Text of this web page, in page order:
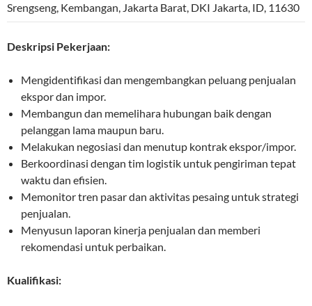
Srengseng, Kembangan, Jakarta Barat, DKI Jakarta, ID, 11630
Deskripsi Pekerjaan:
Mengidentifikasi dan mengembangkan peluang penjualan
ekspor dan impor.
Membangun dan memelihara hubungan baik dengan
pelanggan lama maupun baru.
Melakukan negosiasi dan menutup kontrak ekspor/impor.
Berkoordinasi dengan tim logistik untuk pengiriman tepat
waktu dan efisien.
Memonitor tren pasar dan aktivitas pesaing untuk strategi
penjualan.
Menyusun laporan kinerja penjualan dan memberi
rekomendasi untuk perbaikan.
Kualifikasi: